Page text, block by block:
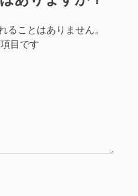
ることはありません。
目です